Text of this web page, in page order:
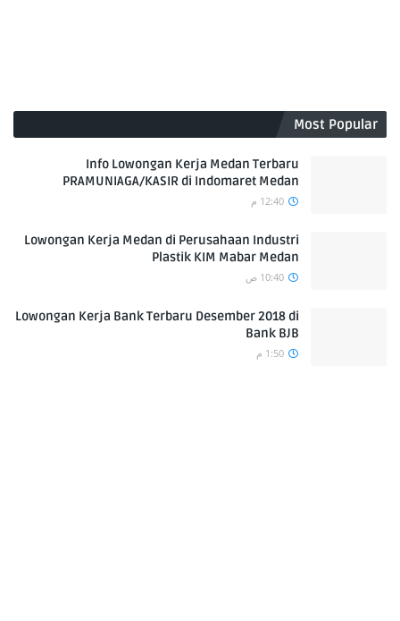
Most Popular
Info Lowongan Kerja Medan Terbaru
PRAMUNIAGA/KASIR di Indomaret Medan
12:40 م
Lowongan Kerja Medan di Perusahaan Industri
Plastik KIM Mabar Medan
10:40 ص
Lowongan Kerja Bank Terbaru Desember 2018 di
Bank BJB
1:50 م